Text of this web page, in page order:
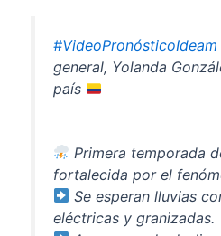
#VideoPronósticoIdeam
general, Yolanda
país
Primera temporada
fortalecida por el
Se esperan lluvias
eléctricas y granizadas.